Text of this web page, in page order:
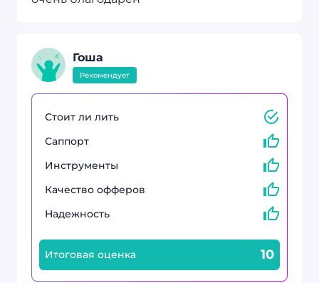
Гоша
Рекомендует
Стоит ли лить
Саппорт
Инструменты
Качество офферов
Надежность
Итоговая оценка 10